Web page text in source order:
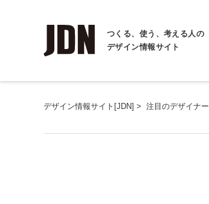
つくる、使う、考える人の
デザイン情報サイト
デザイン情報サイト[JDN] > 注目のデザイナー